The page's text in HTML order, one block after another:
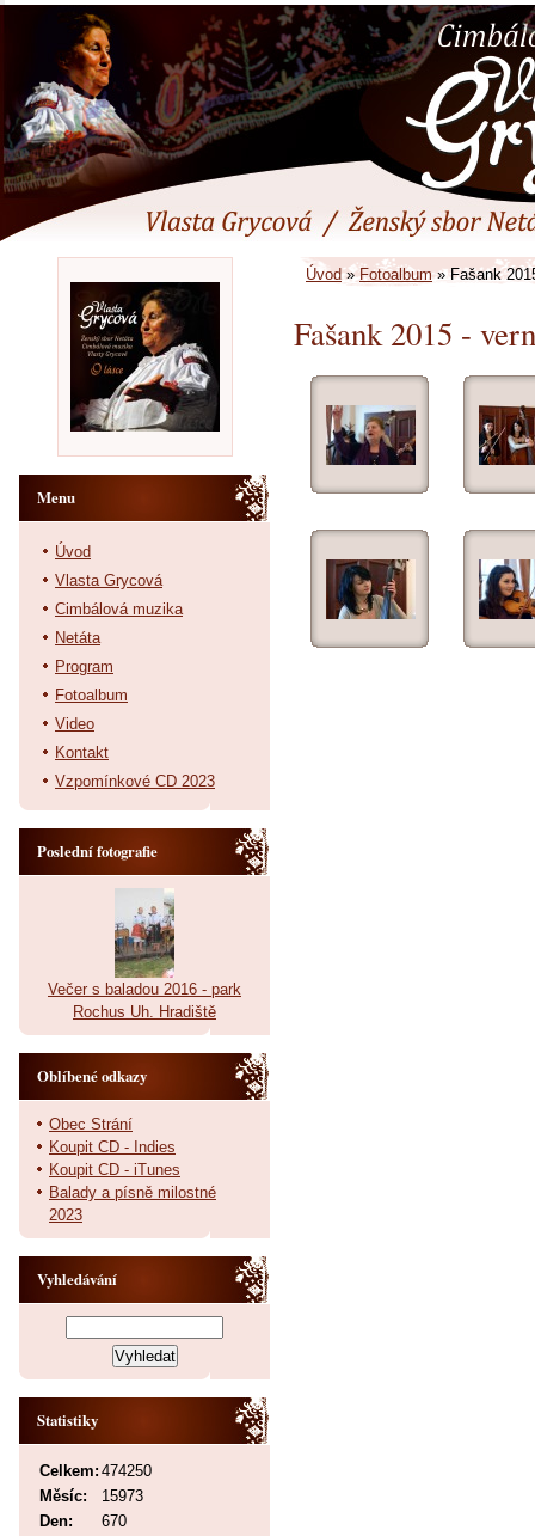
Úvod»Fotoalbum»Fašank
Fašank 2015 -
Menu
Úvod
Vlasta Grycová
Cimbálová muzika
Netáta
Program
Fotoalbum
Video
Kontakt
Vzpomínkové CD 2023
Poslední fotografie
Večer s baladou 2016 - park
Rochus Uh. Hradiště
Oblíbené odkazy
Obec Strání
Koupit CD - Indies
Koupit CD - iTunes
Balady a písně milostné
2023
Vyhledávání
Statistiky
Celkem: 474250
Měsíc:
15973
Den:
670